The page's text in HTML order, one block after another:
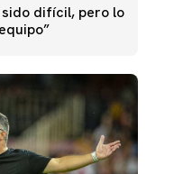
difícil, pero lo